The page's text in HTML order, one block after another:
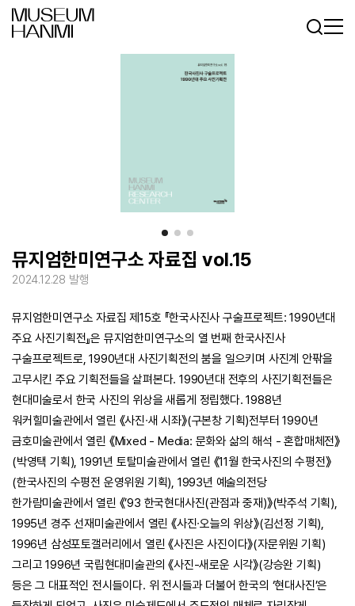
뮤지엄한미연구소 자료집 vol.15
2024.12.28 발행
뮤지엄한미연구소 자료집 제15호 『한국사진사 구술프로젝트: 1990년대
주요 사진기획전』은 뮤지엄한미연구소의 열 번째 한국사진사
구술프로젝트로, 1990년대 사진기획전의 붐을 일으키며 사진계 안팎을
고무시킨 주요 기획전들을 살펴본다. 1990년대 전후의 사진기획전들은
현대미술로서 한국 사진의 위상을 새롭게 정립했다. 1988년
워커힐미술관에서 열린 《사진∙새 시좌》(구본창 기획)전부터 1990년
금호미술관에서 열린 《Mixed - Media: 문화와 삶의 해석 - 혼합매체전》
(박영택 기획), 1991년 토탈미술관에서 열린 《11월 한국사진의 수평전》
(한국사진의 수평전 운영위원 기획), 1993년 예술의전당
한가람미술관에서 열린 《’93 한국현대사진(관점과 중재)》(박주석 기획),
1995년 경주 선재미술관에서 열린 《사진∙오늘의 위상》(김선정 기획),
1996년 삼성포토갤러리에서 열린 《사진은 사진이다》(자문위원 기획)
그리고 1996년 국립현대미술관의 《사진-새로운 시각》(강승완 기획)
등은 그 대표적인 전시들이다. 위 전시들과 더불어 한국의 ‘현대사진’은